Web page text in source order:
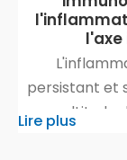
persistant et
multitude
maladies
Lire plus